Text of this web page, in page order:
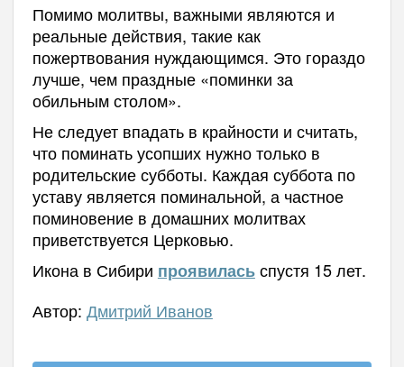
Помимо молитвы, важными являются и
реальные действия, такие как
пожертвования нуждающимся. Это гораздо
лучше, чем праздные «поминки за
обильным столом».
Не следует впадать в крайности и считать,
что поминать усопших нужно только в
родительские субботы. Каждая суббота по
уставу является поминальной, а частное
поминовение в домашних молитвах
приветствуется Церковью.
Икона в Сибири проявиласьспустя 15 лет.
Автор: Дмитрий Иванов